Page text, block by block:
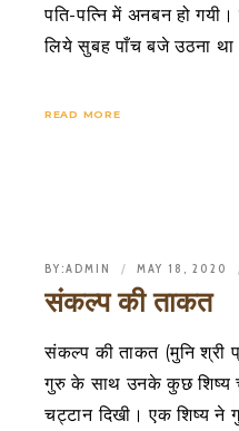
पति-पत्नि में अनबन हो
लिये सुबह पाँच बजे उठना
READ MORE
BY:ADMIN MAY 18, 2020
संकल्प की ताकत
संकल्प की ताकत (मुनि श्री
गुरु के साथ उनके कुछ शिष्य
चट्टान दिखी। एक शिष्य ने